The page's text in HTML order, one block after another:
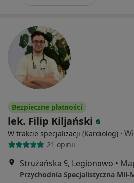
Bezpieczne płatności
lek. Filip Kiljański
W trakcie specjalizacji (Kardiolog) ·
21 opinii
Strużańska 9, Legionowo •
Przychodnia Specjalistyczna Mil-